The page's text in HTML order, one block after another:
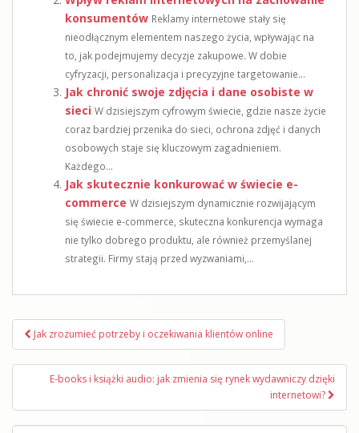
konsumentów Reklamy internetowe stały się
nieodłącznym elementem naszego życia, wpływając na
to, jak podejmujemy decyzje zakupowe. W dobie
cyfryzacji, personalizacja i precyzyjne targetowanie...
Jak chronić swoje zdjęcia i dane osobiste w
sieci W dzisiejszym cyfrowym świecie, gdzie nasze życie
coraz bardziej przenika do sieci, ochrona zdjęć i danych
osobowych staje się kluczowym zagadnieniem.
Każdego...
Jak skutecznie konkurować w świecie e-
commerce W dzisiejszym dynamicznie rozwijającym
się świecie e-commerce, skuteczna konkurencja wymaga
nie tylko dobrego produktu, ale również przemyślanej
strategii. Firmy stają przed wyzwaniami,...
Nawigacja
wpisu
Jak zrozumieć potrzeby i oczekiwania klientów online
E-books i książki audio: jak zmienia się rynek wydawniczy dzięki
internetowi?